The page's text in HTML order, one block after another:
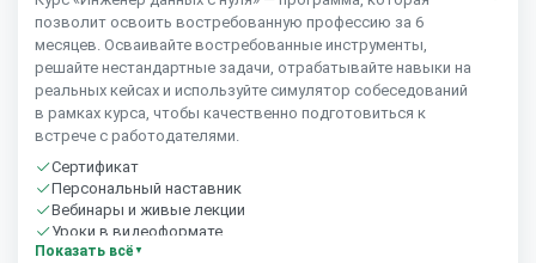
позволит освоить востребованную профессию за 6
месяцев. Осваивайте востребованные инструменты,
решайте нестандартные задачи, отрабатывайте навыки на
реальных кейсах и используйте симулятор собеседований
в рамках курса, чтобы качественно подготовиться к
встрече с работодателями.
Сертификат
Персональный наставник
Вебинары и живые лекции
Уроки в видеоформате
Практика на реальных задачах
Показать всё